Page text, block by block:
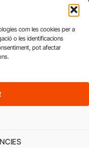
com les cookies per a
o les identificacions
pot afectar